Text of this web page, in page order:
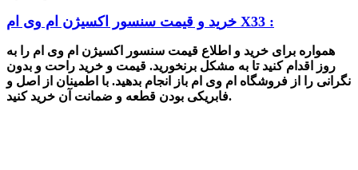
خرید و قیمت سنسور اکسیژن ام وی ام X33 :
همواره برای خرید و اطلاع قیمت سنسور اکسیژن ام وی ام را به
روز اقدام کنید تا به مشکل برنخورید. قیمت و خرید راحت و بدون
نگرانی را از فروشگاه ام وی ام باز انجام بدهید. با اطمینان از اصل و
فابریکی بودن قطعه و ضمانت آن خرید کنید.